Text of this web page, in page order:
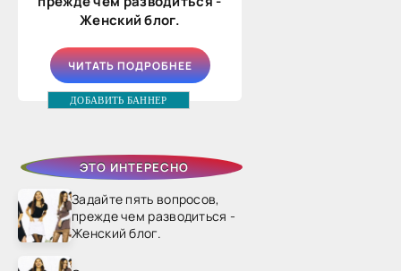
Женский блог.
ЧИТАТЬ ПОДРОБНЕЕ
ДОБАВИТЬ БАННЕР
ЭТО ИНТЕРЕСНО
Задайте пять вопросов,
прежде чем разводиться -
Женский блог.